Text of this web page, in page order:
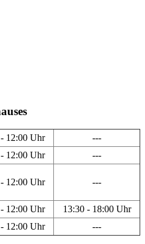
12:00 Uhr
---
12:00 Uhr ---
12:00 Uhr ---
12:00 Uhr
13:30 - 18:00 Uhr
12:00 Uhr ---